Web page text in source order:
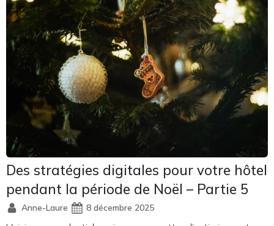
Des stratégies digitales pour votre hôtel
pendant la période de Noël – Partie 5
Anne-Laure 8 décembre 2025